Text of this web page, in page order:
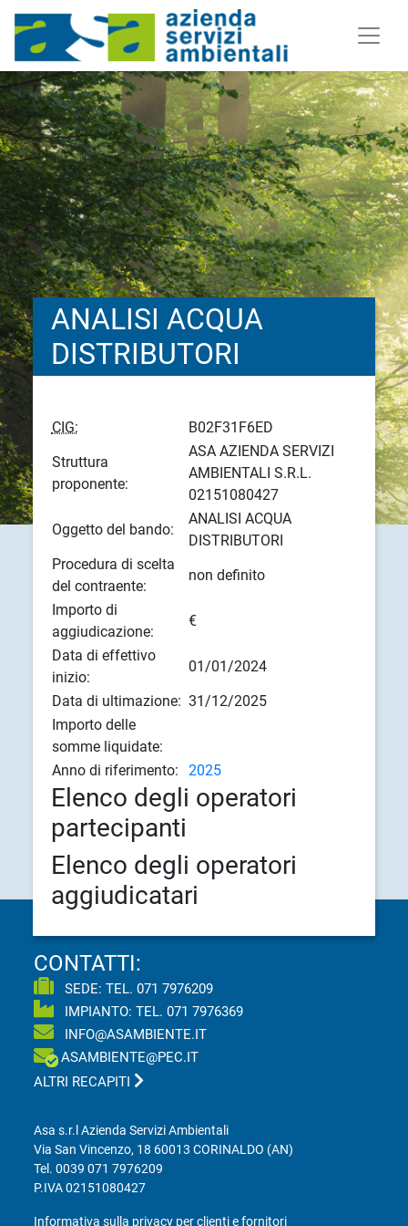
ANALISI ACQUA
DISTRIBUTORI
CIG:
B02F31F6ED
Struttura
proponente:
ASA AZIENDA SERVIZI
AMBIENTALI S.R.L.
02151080427
Oggetto del bando:
ANALISI ACQUA
DISTRIBUTORI
Procedura di scelta
del contraente:
non definito
Importo di
aggiudicazione:
€
Data di effettivo
inizio:
01/01/2024
Data di ultimazione: 31/12/2025
Importo delle
somme liquidate:
Anno di riferimento:
2025
Elenco degli operatori
partecipanti
Elenco degli operatori
aggiudicatari
CONTATTI:
SEDE: TEL.071 7976209
IMPIANTO: TEL.071 7976369
INFO@ASAMBIENTE.IT
ASAMBIENTE@PEC.IT
ALTRI RECAPITI
Asa s.r.l Azienda Servizi Ambientali
Via San Vincenzo, 18 60013 CORINALDO (AN)
Tel.0039 071 7976209
P.IVA 02151080427
Informativa sulla privacy per clienti e fornitori